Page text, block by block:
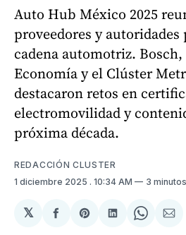
Auto Hub México 2025
proveedores y
cadena automotriz. Bosch,
Economía y el Clúster
destacaron retos en
electromovilidad y
próxima década.
REDACCIÓN CLUSTER
1 diciembre 2025 . 10:34 AM 3
𝕏
Compartir
ShareCompartir
Share